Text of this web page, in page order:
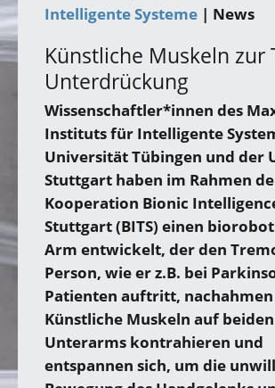
Intelligente Systeme | News
Künstliche Muskeln zur
Unterdrückung
Wissenschaftler*innen des
Instituts für Intelligente
Universität Tübingen und der
Stuttgart haben im Rahmen
Kooperation Bionic
Stuttgart (BITS) einen
Arm entwickelt, der den
Person, wie er z.B. bei
Patienten auftritt,
Künstliche Muskeln auf
Unterarms kontrahieren und
entspannen sich, um die